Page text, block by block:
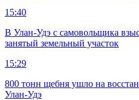
15:40
В Улан-Удэ с самовольщика
занятый земельный участок
15:29
800 тонн щебня ушло на
Улан-Удэ